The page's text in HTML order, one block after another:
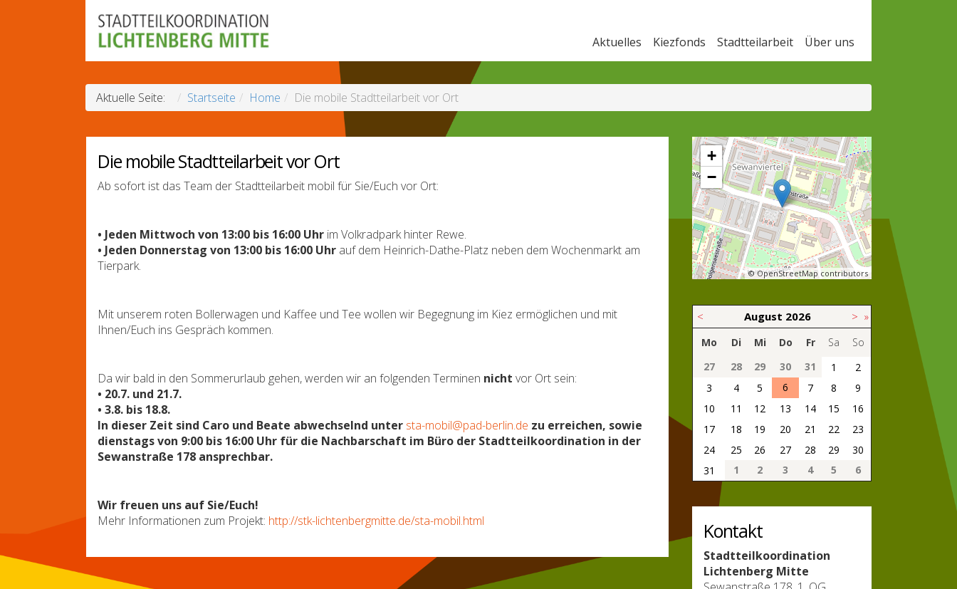
Aktuelles Kiezfonds Stadtteilarbeit Über uns
Aktuelle Seite: Startseite Home Die mobile Stadtteilarbeit vor Ort
Die mobile Stadtteilarbeit vor Ort
Ab sofort ist das Team der Stadtteilarbeit mobil für Sie/Euch vor Ort:
• Jeden Mittwoch von 13:00 bis 16:00 Uhr im Volkradpark hinter Rewe.
• Jeden Donnerstag von 13:00 bis 16:00 Uhr auf dem Heinrich-Dathe-Platz neben dem Wochenmarkt am
Tierpark.
Mit unserem roten Bollerwagen und Kaffee und Tee wollen wir Begegnung im Kiez ermöglichen und mit
Ihnen/Euch ins Gespräch kommen.
Da wir bald in den Sommerurlaub gehen, werden wir an folgenden Terminen nicht vor Ort sein:
• 20.7. und 21.7.
• 3.8. bis 18.8.
In dieser Zeit sind Caro und Beate abwechselnd unter sta-mobil@pad-berlin.de zu erreichen, sowie
dienstags von 9:00 bis 16:00 Uhr für die Nachbarschaft im Büro der Stadtteilkoordination in der
Sewanstraße 178 ansprechbar.
Wir freuen uns auf Sie/Euch!
Mehr Informationen zum Projekt: http://stk-lichtenbergmitte.de/sta-mobil.html
+
−
© OpenStreetMap contributors
< August 2026 > »
Mo Di Mi Do Fr Sa
So
27
28 29 30 31 1
2
3
4 5 6 7 8
9
10
11 12 13 14 15
16
17
18 19 20 21 22
23
24
25 26 27 28 29
30
31
1 2 3 4 5 6
Kontakt
Stadtteilkoordination
Lichtenberg Mitte